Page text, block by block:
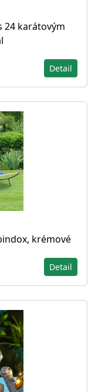
24 karátovým
Detail
krémové
Detail